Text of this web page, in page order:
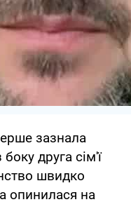
зазнала
боку друга сім'ї
швидко
опинилася на